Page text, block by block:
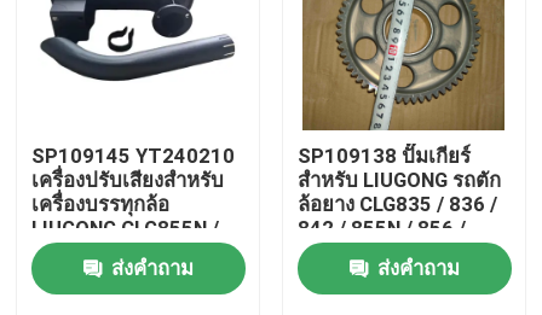
เกี่ยวกับเรา
ควบคุมคุณภาพ
ติดต่อเรา
SP109145 YT240210
เครื่องปรับเสียงสําหรับ
เครื่องบรรทุกล้อ
LIUGONG CLG855N /
856 / 856H / ZL50CN /
50CN-LNG Excavator
CLG920C/D Grader
ส่งคำถาม
SP109138 ปั๊มเกียร์
สำหรับ LIUGONG รถตัก
ล้อยาง CLG835 / 836 /
842 / 855N / 856 /
856H Excavator
CLG920C/D / 922D /
925D
ส่งคำถาม